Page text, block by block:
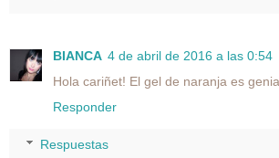
BIANCA 4 de abril de 2016 a las 0:54
Hola cariñet! El gel de naranja es
Responder
Respuestas